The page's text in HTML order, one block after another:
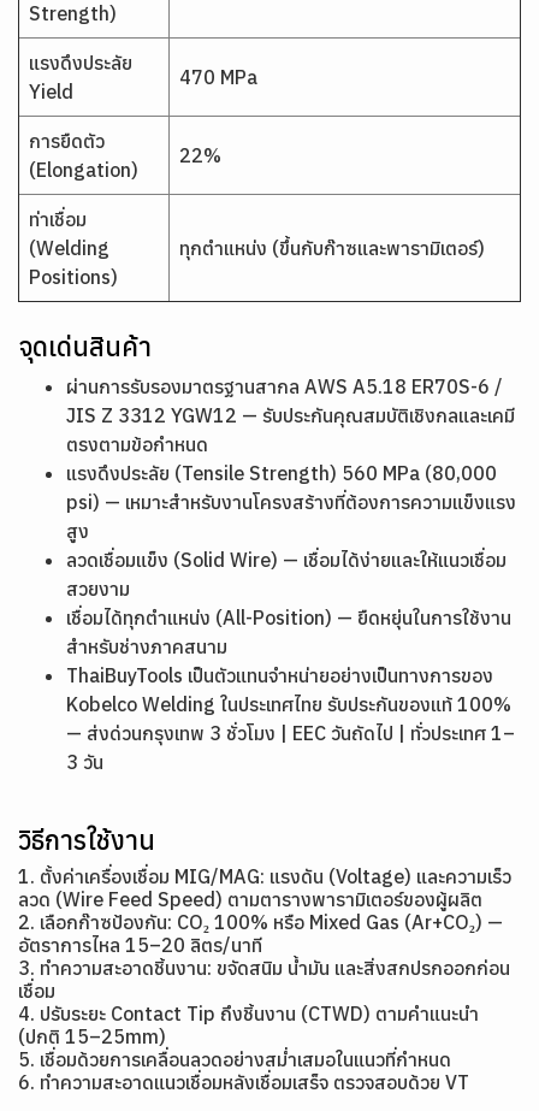
Strength)
แรงดึงประลัย
Yield
470 MPa
การยืดตัว
(Elongation)
22%
ท่าเชื่อม
(Welding
Positions)
ทุกตำแหน่ง (ขึ้นกับก๊าซและพารามิเตอร์)
จุดเด่นสินค้า
ผ่านการรับรองมาตรฐานสากล AWS A5.18 ER70S-6 /
JIS Z 3312 YGW12 — รับประกันคุณสมบัติเชิงกลและเคมี
ตรงตามข้อกำหนด
แรงดึงประลัย (Tensile Strength) 560 MPa (80,000
psi) — เหมาะสำหรับงานโครงสร้างที่ต้องการความแข็งแรง
สูง
ลวดเชื่อมแข็ง (Solid Wire) — เชื่อมได้ง่ายและให้แนวเชื่อม
สวยงาม
เชื่อมได้ทุกตำแหน่ง (All-Position) — ยืดหยุ่นในการใช้งาน
สำหรับช่างภาคสนาม
ThaiBuyTools เป็นตัวแทนจำหน่ายอย่างเป็นทางการของ
Kobelco Welding ในประเทศไทย รับประกันของแท้ 100%
— ส่งด่วนกรุงเทพ 3 ชั่วโมง | EEC วันถัดไป | ทั่วประเทศ 1–
3 วัน
วิธีการใช้งาน
1. ตั้งค่าเครื่องเชื่อม MIG/MAG: แรงดัน (Voltage) และความเร็ว
ลวด (Wire Feed Speed) ตามตารางพารามิเตอร์ของผู้ผลิต
2. เลือกก๊าซป้องกัน: CO₂ 100% หรือ Mixed Gas (Ar+CO₂) —
อัตราการไหล 15–20 ลิตร/นาที
3. ทำความสะอาดชิ้นงาน: ขจัดสนิม น้ำมัน และสิ่งสกปรกออกก่อน
เชื่อม
4. ปรับระยะ Contact Tip ถึงชิ้นงาน (CTWD) ตามคำแนะนำ
(ปกติ 15–25mm)
5. เชื่อมด้วยการเคลื่อนลวดอย่างสม่ำเสมอในแนวที่กำหนด
6. ทำความสะอาดแนวเชื่อมหลังเชื่อมเสร็จ ตรวจสอบด้วย VT